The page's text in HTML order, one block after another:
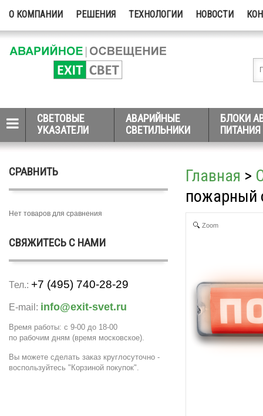
О КОМПАНИИ РЕШЕНИЯ ТЕХНОЛОГИИ НОВОСТИ
СВЕТОВЫЕ
УКАЗАТЕЛИ
АВАРИЙНЫЕ
СВЕТИЛЬНИКИ
БЛОКИ
ПИТАНИЯ
СРАВНИТЬ
Нет товаров для сравнения
СВЯЖИТЕСЬ С НАМИ
Тел.: +7 (495) 740-28-29
E-mail: info@exit-svet.ru
Время работы: с 9-00 до 18-00
по рабочим дням (время московское).
Вы можете сделать заказ круглосуточно -
воспользуйтесь "Корзиной покупок".
Главная >
пожарный
Zoom